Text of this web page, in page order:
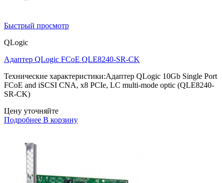
Быстрый просмотр
QLogic
Адаптер QLogic FCoE QLE8240-SR-CK
Технические характеристики:Адаптер QLogic 10Gb Single Port
FCoE and iSCSI CNA, x8 PCIe, LC multi-mode optic (QLE8240-
SR-CK)
Цену уточняйте
Подробнее В корзину